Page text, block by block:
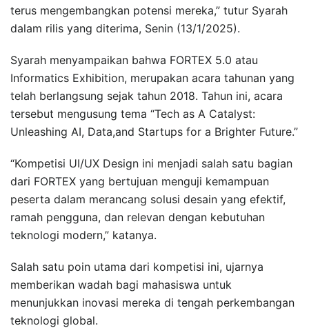
terus mengembangkan potensi mereka,” tutur Syarah
dalam rilis yang diterima, Senin (13/1/2025).
Syarah menyampaikan bahwa FORTEX 5.0 atau
Informatics Exhibition, merupakan acara tahunan yang
telah berlangsung sejak tahun 2018. Tahun ini, acara
tersebut mengusung tema “Tech as A Catalyst:
Unleashing AI, Data,and Startups for a Brighter Future.”
“Kompetisi UI/UX Design ini menjadi salah satu bagian
dari FORTEX yang bertujuan menguji kemampuan
peserta dalam merancang solusi desain yang efektif,
ramah pengguna, dan relevan dengan kebutuhan
teknologi modern,” katanya.
Salah satu poin utama dari kompetisi ini, ujarnya
memberikan wadah bagi mahasiswa untuk
menunjukkan inovasi mereka di tengah perkembangan
teknologi global.